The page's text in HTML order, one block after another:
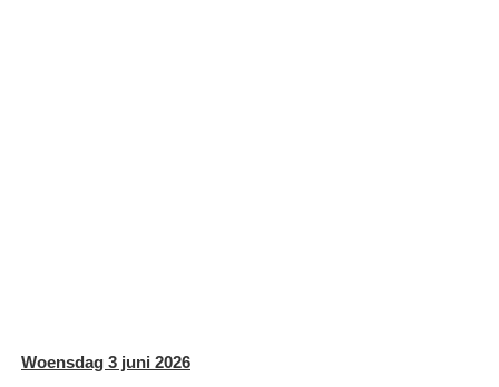
Woensdag 3 juni 2026